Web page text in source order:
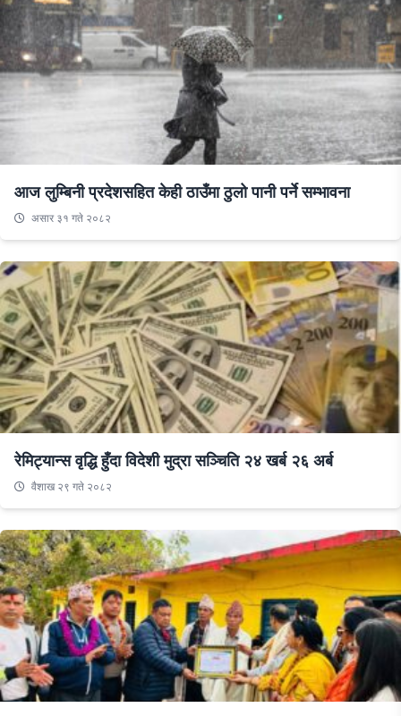
आज लुम्बिनी प्रदेशसहित केही ठाउँमा ठुलो पानी पर्ने सम्भावना
असार ३१ गते २०८२
रेमिट्यान्स वृद्धि हुँदा विदेशी मुद्रा सञ्चिति २४ खर्ब २६ अर्ब
वैशाख २९ गते २०८२